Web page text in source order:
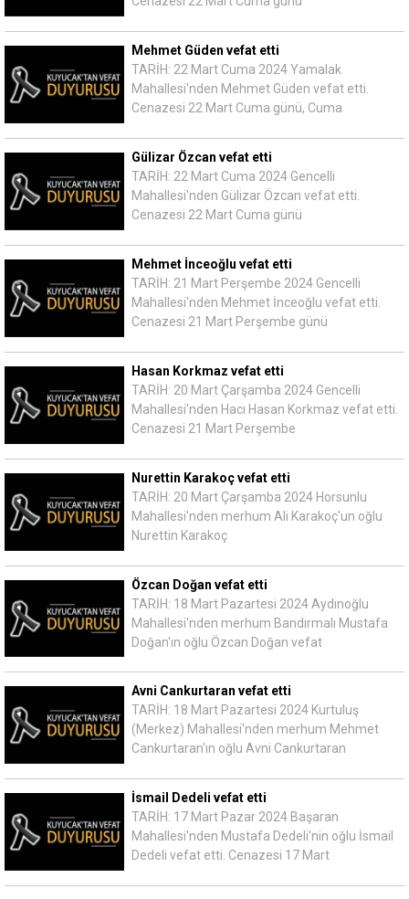
Mehmet Güden vefat etti
TARİH: 22 Mart Cuma 2024 Yamalak
Mahallesi'nden Mehmet Güden vefat etti.
Cenazesi 22 Mart Cuma günü, Cuma
Gülizar Özcan vefat etti
TARİH: 22 Mart Cuma 2024 Gencelli
Mahallesi'nden Gülizar Özcan vefat etti.
Cenazesi 22 Mart Cuma günü
Mehmet İnceoğlu vefat etti
TARİH: 21 Mart Perşembe 2024 Gencelli
Mahallesi'nden Mehmet İnceoğlu vefat etti.
Cenazesi 21 Mart Perşembe günü
Hasan Korkmaz vefat etti
TARİH: 20 Mart Çarşamba 2024 Gencelli
Mahallesi'nden Hacı Hasan Korkmaz vefat etti.
Cenazesi 21 Mart Perşembe
Nurettin Karakoç vefat etti
TARİH: 20 Mart Çarşamba 2024 Horsunlu
Mahallesi'nden merhum Ali Karakoç'un oğlu
Nurettin Karakoç
Özcan Doğan vefat etti
TARİH: 18 Mart Pazartesi 2024 Aydınoğlu
Mahallesi'nden merhum Bandırmalı Mustafa
Doğan'ın oğlu Özcan Doğan vefat
Avni Cankurtaran vefat etti
TARİH: 18 Mart Pazartesi 2024 Kurtuluş
(Merkez) Mahallesi'nden merhum Mehmet
Cankurtaran'ın oğlu Avni Cankurtaran
İsmail Dedeli vefat etti
TARİH: 17 Mart Pazar 2024 Başaran
Mahallesi'nden Mustafa Dedeli'nin oğlu İsmail
Dedeli vefat etti. Cenazesi 17 Mart